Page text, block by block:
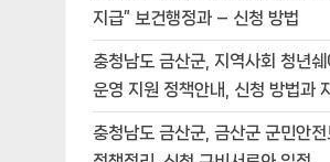
지급” 보건행정과 – 신청 방법
충청남도 금산군, 지역사회 청년
운영 지원 정책안내, 신청 방법과
충청남도 금산군, 금산군 군민안